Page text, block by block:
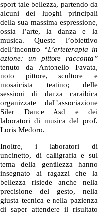
sport tale bellezza, partendo da
alcuni dei luoghi principali
della sua massima espressione,
ossia l’arte, la danza e la
musica. Questo l’obiettivo
dell’incontro
“L’arteterapia in
azione: un pittore racconta”
tenuto da Antonello Favata,
noto pittore, scultore e
mosaicista teatino; delle
sessioni di danza caraibica
organizzate dall’associazione
Siler Dance Asd e dei
laboratori di musica del prof.
Loris Medoro.
Inoltre, i laboratori di
uncinetto, di calligrafia e sul
tema della gentilezza hanno
insegnato ai ragazzi che la
bellezza risiede anche nella
precisione del gesto, nella
giusta tecnica e nella pazienza
di saper attendere il risultato